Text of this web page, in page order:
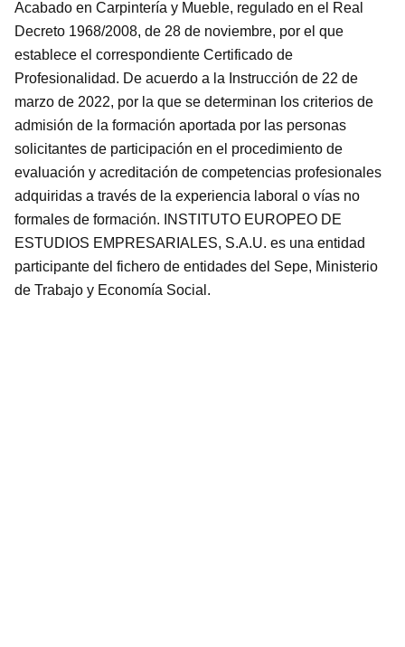
Acabado en Carpintería y Mueble, regulado en el Real
Decreto 1968/2008, de 28 de noviembre, por el que
establece el correspondiente Certificado de
Profesionalidad. De acuerdo a la Instrucción de 22 de
marzo de 2022, por la que se determinan los criterios de
admisión de la formación aportada por las personas
solicitantes de participación en el procedimiento de
evaluación y acreditación de competencias profesionales
adquiridas a través de la experiencia laboral o vías no
formales de formación. INSTITUTO EUROPEO DE
ESTUDIOS EMPRESARIALES, S.A.U. es una entidad
participante del fichero de entidades del Sepe, Ministerio
de Trabajo y Economía Social.